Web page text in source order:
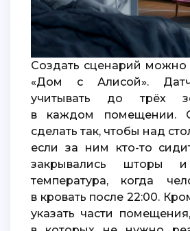
Создать сценарий можно в приложении
«Дом с Алисой».
учитывать до трёх
в каждом помещении.
сделать так, чтобы над
если за ним кто-то
закрывались шторы и
температура, когда
в кровать после 22:00.
указать части